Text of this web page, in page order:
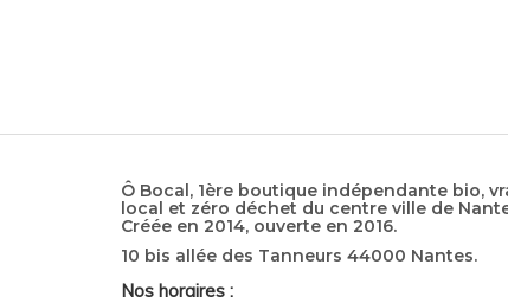
Ô Bocal, 1ère boutique indépendante bio,
local et zéro déchet du centre ville de
Créée en 2014, ouverte en 2016.
10 bis allée des Tanneurs 44000 Nantes.
Nos horaires :